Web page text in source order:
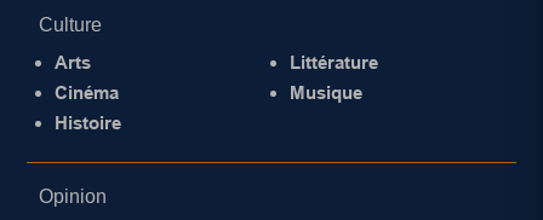
Culture
Arts
Cinéma
Histoire
Littérature
Musique
Opinion